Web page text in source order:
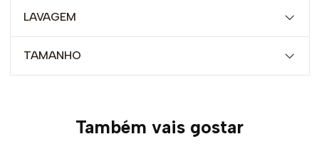
LAVAGEM
TAMANHO
Também vais gostar